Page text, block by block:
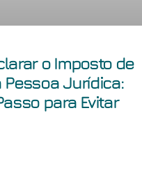
o Imposto de
Pessoa Jurídica:
para Evitar